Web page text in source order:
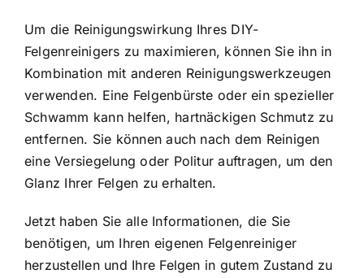
Um die Reinigungswirkung Ihres DIY-
Felgenreinigers zu maximieren, können Sie ihn in
Kombination mit anderen Reinigungswerkzeugen
verwenden. Eine Felgenbürste oder ein spezieller
Schwamm kann helfen, hartnäckigen Schmutz zu
entfernen. Sie können auch nach dem Reinigen
eine Versiegelung oder Politur auftragen, um den
Glanz Ihrer Felgen zu erhalten.
Jetzt haben Sie alle Informationen, die Sie
benötigen, um Ihren eigenen Felgenreiniger
herzustellen und Ihre Felgen in gutem Zustand zu